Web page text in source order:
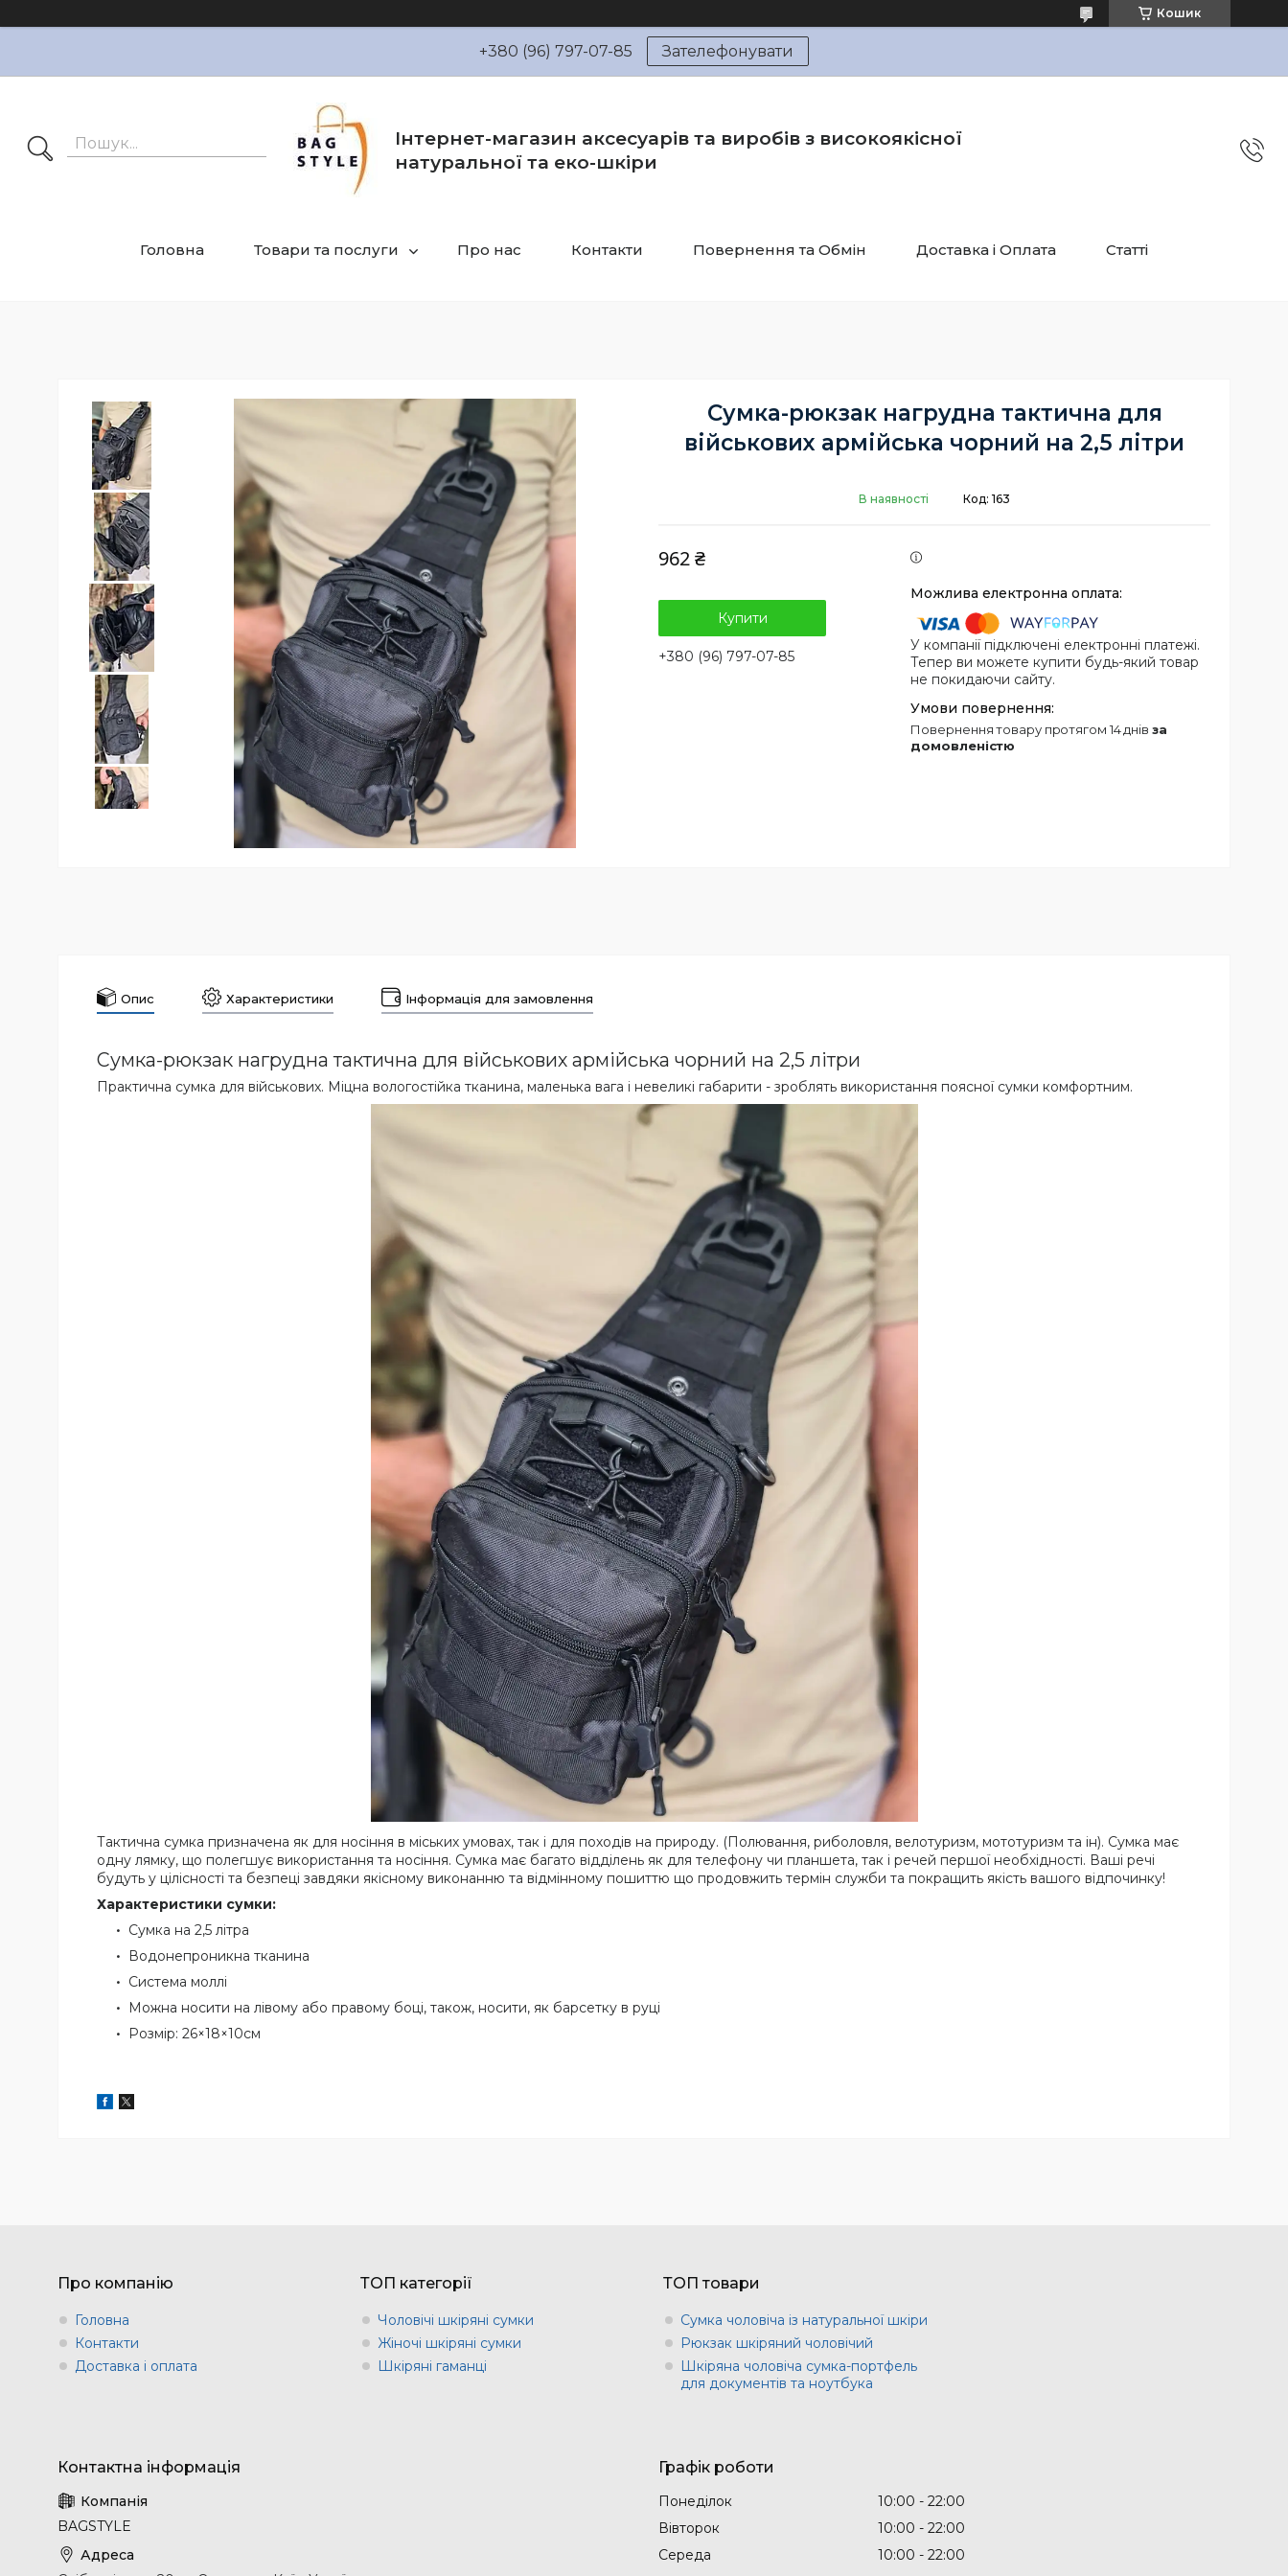
Кошик
+380 (96) 797-07-85 Зателефонувати
Інтернет-магазин аксесуарів та виробів з високоякісної
натуральної та еко-шкіри
Головна Товари та послуги Про нас Контакти Повернення та Обмін Доставка і Оплата Статті
Сумка-рюкзак нагрудна тактична для
військових армійська чорний на 2,5 літри
В наявності Код: 163
962 ₴
Купити
+380 (96) 797-07-85
У компанії підключені електронні платежі.
Тепер ви можете купити будь-який товар
не покидаючи сайту.
повернення товару протягом 14 днів за
домовленістю
Опис Характеристики Інформація для замовлення
Сумка-рюкзак нагрудна тактична для військових армійська чорний на 2,5 літри
Практична сумка для військових. Міцна вологостійка тканина, маленька вага і невеликі габарити - зроблять використання поясної сумки комфортним.
Тактична сумка призначена як для носіння в міських умовах, так і для походів на природу. (Полювання, риболовля, велотуризм, мототуризм та ін). Сумка має
одну лямку, що полегшує використання та носіння. Сумка має багато відділень як для телефону чи планшета, так і речей першої необхідності. Ваші речі
будуть у цілісності та безпеці завдяки якісному виконанню та відмінному пошиттю що продовжить термін служби та покращить якість вашого відпочинку!
Характеристики сумки:
Сумка на 2,5 літра
Водонепроникна тканина
Система моллі
Можна носити на лівому або правому боці, також, носити, як барсетку в руці
Розмір: 26×18×10cм
Про компанію
Головна
Контакти
Доставка і оплата
ТОП категорії
Чоловічі шкіряні сумки
Жіночі шкіряні сумки
Шкіряні гаманці
ТОП товари
Сумка чоловіча із натуральної шкіри
Рюкзак шкіряний чоловічий
Шкіряна чоловіча сумка-портфель
для документів та ноутбука
BAGSTYLE
Графік роботи
Понеділок 10:00
22:00
Вівторок
10:00
22:00
Середа
10:00
22:00